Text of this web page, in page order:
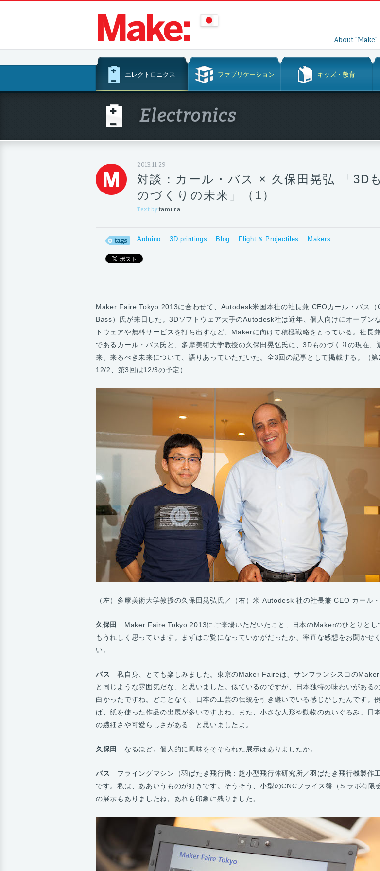
テ
ツ
へ
About "Make"
テ
ス
エレクトロニクス ファブリケーション キッズ・教育
Electronics
2013.11.29
対談：カール・バス × 久保田晃弘 「3Dも
のづくりの未来」（1）
Text by tamura
Arduino 3D printings Blog Flight & Projectiles Makers
Maker Faire Tokyo 2013に合わせて、Autodesk米国本社の社⻑兼 CEOカール・バス（
Bass）氏が来日した。3Dソフトウェア大手のAutodesk社は近年、個人向けにオープン
トウェアや無料サービスを打ち出すなど、Makerに向けて積極戦略をとっている。社長
であるカール・バス氏と、多摩美術大学教授の久保田晃弘氏に、3Dものづくりの現在、
来、来るべき未来について、語りあっていただいた。全3回の記事として掲載する。（第
12/2、第3回は12/3の予定）
（左）多摩美術大学教授の久保田晃弘氏／（右）米 Autodesk 社の社⻑兼 CEO カール
久保田
Maker Faire Tokyo 2013にご来場いただいたこと、日本のMakerのひとりとし
もうれしく思っています。まずはご覧になっていかがだったか、率直な感想をお聞かせ
い。
バス 私自身、とても楽しみました。東京のMaker Faireは、サンフランシスコの
と同じような雰囲気だな、と思いました。似ているのですが、日本独特の味わいがある
白かったですね。どことなく、日本の工芸の伝統を引き継いでいる感じがしたんです。
ば、紙を使った作品の出展が多いですよね。また、小さな人形や動物のぬいぐるみ。日
の繊細さや可愛らしさがある、と思いましたよ。
久保田 なるほど。個人的に興味をそそられた展示はありましたか。
バス フライングマシン（羽ばたき飛行機：超小型飛行体研究所／羽ばたき飛行機製作工
です。私は、ああいうものが好きです。そうそう、小型のCNCフライス盤（S.ラボ有限
の展示もありましたね。あれも印象に残りました。